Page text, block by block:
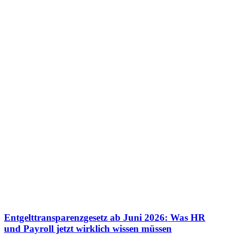
Entgelttransparenzgesetz ab Juni 2026: Was HR
und Payroll jetzt wirklich wissen müssen